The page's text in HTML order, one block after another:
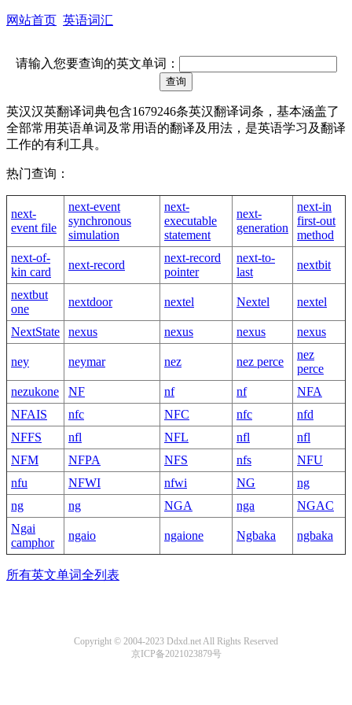
网站首页 英语词汇
请输入您要查询的英文单词：
英汉汉英翻译词典包含1679246条英汉翻译词条，基本涵盖了
全部常用英语单词及常用语的翻译及用法，是英语学习及翻译
工作的有利工具。
热门查询：
next-
event file
next-event
synchronous
simulation
next-
executable
statement
next-
generation
next-in
first-out
method
next-of-
kin card
next-record
next-record
pointer
next-to-
last
nextbit
nextbut
one
nextdoor nextel Nextel nextel
NextState nexus nexus nexus nexus
ney neymar nez nez perce
nez
perce
nezukone
NF nf nf
NFA
NFAIS
nfc NFC nfc
nfd
NFFS
nfl NFL nfl
nfl
NFM
NFPA NFS nfs
NFU
nfu
NFWI nfwi NG
ng
ng
ng NGA nga
NGAC
Ngai
camphor
ngaio ngaione Ngbaka ngbaka
所有英文单词全列表
Copyright © 2004-2023 Ddxd.net All Rights Reserved
京ICP备2021023879号